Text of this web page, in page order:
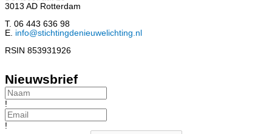
3013 AD Rotterdam
T. 06 443 636 98
E. info@stichtingdenieuwelichting.nl
RSIN 853931926
Nieuwsbrief
!
!